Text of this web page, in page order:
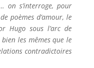
on s’interroge, pour
poèmes d’amour, le
Hugo sous l’arc de
les mêmes que le
contradictoires